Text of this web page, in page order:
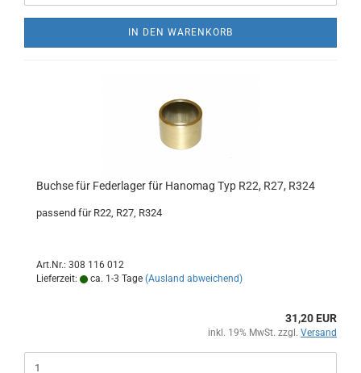
IN DEN WARENKORB
Buchse für Federlager für Hanomag Typ R22, R27, R324
passend für R22, R27, R324
Art.Nr.: 308 116 012
Lieferzeit:
ca. 1-3 Tage (Ausland abweichend)
31,20 EUR
inkl. 19% MwSt. zzgl. Versand